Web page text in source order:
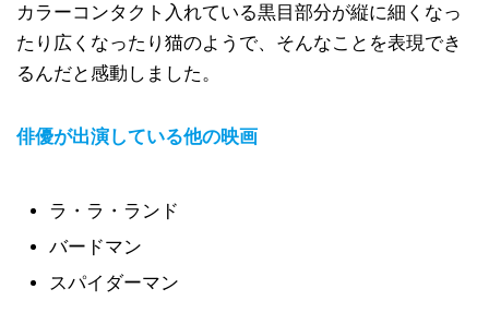
カラーコンタクト入れている黒目部分が縦に細くなっ
たり広くなったり猫のようで、そんなことを表現でき
るんだと感動しました。
俳優が出演している他の映画
ラ・ラ・ランド
バードマン
スパイダーマン